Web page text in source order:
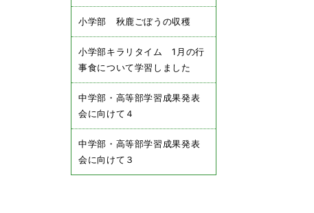
小学部 秋鹿ごぼうの収穫
小学部キラリタイム 1月の行
事食について学習しました
中学部・高等部学習成果発表
会に向けて４
中学部・高等部学習成果発表
会に向けて３